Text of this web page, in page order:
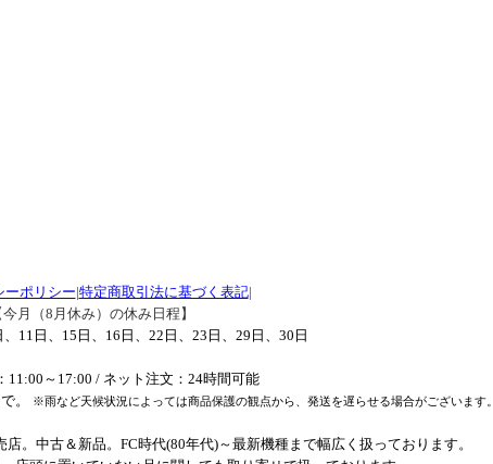
ーポリシー|特定商取引法に基づく表記|
今月（8月休み）の休み日程】
11日、15日、16日、22日、23日、29日、30日
～17:00 / ネット注文：24時間可能
。
※雨など天候状況によっては商品保護の観点から、発送を遅らせる場合がございます。
。中古＆新品。FC時代(80年代)～最新機種まで幅広く扱っております。